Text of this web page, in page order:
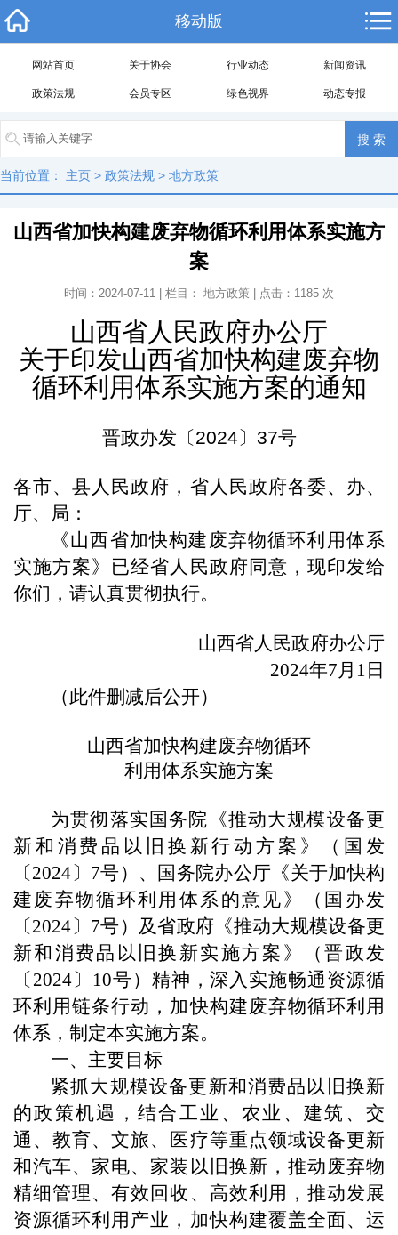
移动版
网站首页 关于协会 行业动态 新闻资讯
政策法规 会员专区 绿色视界 动态专报
当前位置： 主页 > 政策法规 > 地方政策
山西省加快构建废弃物循环利用体系实施方
案
时间：2024-07-11 | 栏目： 地方政策 | 点击： 1185 次
山西省人民政府办公厅
关于印发山西省加快构建废弃物
循环利用体系实施方案的通知
晋政办发〔2024〕37号
各市、县人民政府，省人民政府各委、办、
厅、局：
《山西省加快构建废弃物循环利用体系
实施方案》已经省人民政府同意，现印发给
你们，请认真贯彻执行。
山西省人民政府办公厅
2024年7月1日
（此件删减后公开）
山西省加快构建废弃物循环
利用体系实施方案
为贯彻落实国务院《推动大规模设备更
新和消费品以旧换新行动方案》（国发
〔2024〕7号）、国务院办公厅《关于加快构
建废弃物循环利用体系的意见》（国办发
〔2024〕7号）及省政府《推动大规模设备更
新和消费品以旧换新实施方案》（晋政发
〔2024〕10号）精神，深入实施畅通资源循
环利用链条行动，加快构建废弃物循环利用
体系，制定本实施方案。
一、主要目标
紧抓大规模设备更新和消费品以旧换新
的政策机遇，结合工业、农业、建筑、交
通、教育、文旅、医疗等重点领域设备更新
和汽车、家电、家装以旧换新，推动废弃物
精细管理、有效回收、高效利用，推动发展
资源循环利用产业，加快构建覆盖全面、运